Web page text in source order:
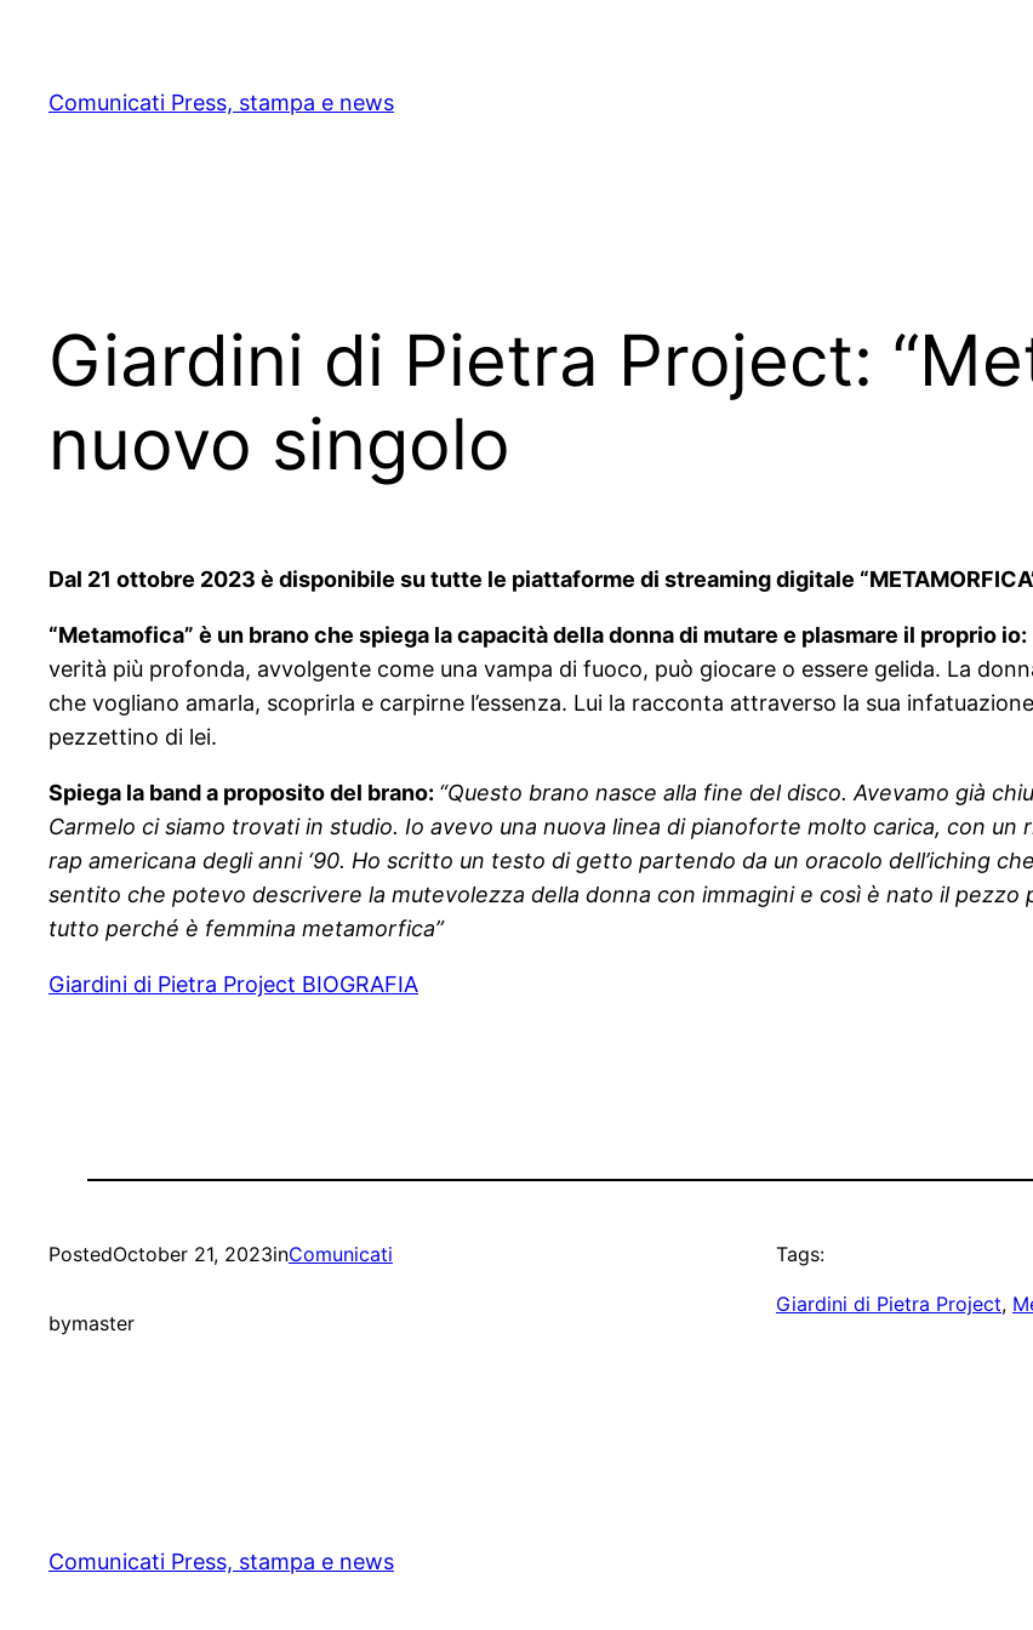
content
Comunicati Press, stampa e news
Giardini di Pietra Project:
nuovo singolo
Dal 21 ottobre 2023 è disponibile su tutte le piattaforme di streaming digitale
“Metamofica” è un brano che spiega la capacità della donna di mutare e plasmare il proprio io:
verità più profonda, avvolgente come una vampa di fuoco, può giocare o essere gelida. La
che vogliano amarla, scoprirla e carpirne l’essenza. Lui la racconta attraverso la sua
pezzettino di lei.
Spiega la band a proposito del brano: “Questo brano nasce alla fine del disco. Avevamo già
Carmelo ci siamo trovati in studio. Io avevo una nuova linea di pianoforte molto carica, con un
rap americana degli anni ‘90. Ho scritto un testo di getto partendo da un oracolo dell’iching
sentito che potevo descrivere la mutevolezza della donna con immagini e così è nato il pezzo
tutto perché è femmina metamorfica”
Giardini di Pietra Project BIOGRAFIA
PostedOctober 21, 2023inComunicati
bymaster
Tags:
Giardini di Pietra Project,
Comunicati Press, stampa e news